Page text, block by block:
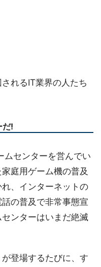
れるIT業界の人たち
だ!
ムセンターを営んでい
庭用ゲーム機の普及
、インターネットの
の普及で非常事態宣
ンターはいまだ絶滅
登場するたびに、す